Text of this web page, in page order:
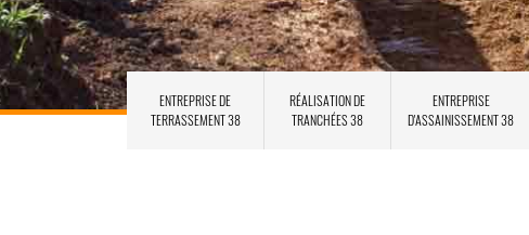
ENTREPRISE DE
TERRASSEMENT 38
RÉALISATION DE
TRANCHÉES 38
ENTREPRISE
D'ASSAINISSEMENT 38